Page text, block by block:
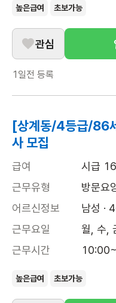
높은급여 초보가능
관심
1일전 등록
[상계동/4등급/86
사 모집
급여
시급
근무유형
방문요
어르신정보
남성 ·
근무요일
월, 수,
근무시간
높은급여 초보가능